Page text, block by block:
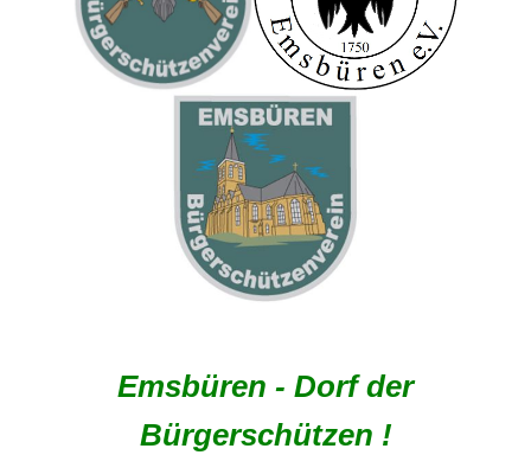
Emsbüren - Dorf der
Bürgerschützen !